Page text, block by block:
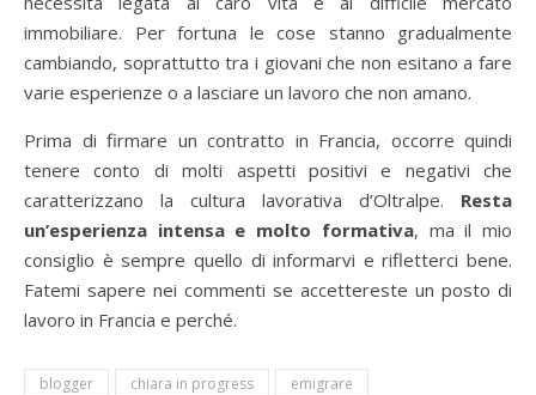
immobiliare. Per fortuna le cose stanno gradualmente
cambiando, soprattutto tra i giovani che non esitano a fare
varie esperienze o a lasciare un lavoro che non amano.
Prima di firmare un contratto in Francia, occorre quindi
tenere conto di molti aspetti positivi e negativi che
caratterizzano la cultura lavorativa d’Oltralpe. Resta
un’esperienza intensa e molto formativa, ma il mio
consiglio è sempre quello di informarvi e rifletterci bene.
Fatemi sapere nei commenti se accettereste un posto di
lavoro in Francia e perché.
blogger chiara in progress
emigrare